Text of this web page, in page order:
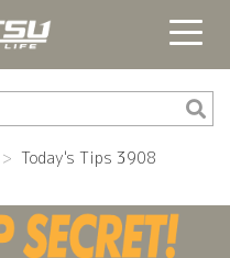
Today's Tips 3908